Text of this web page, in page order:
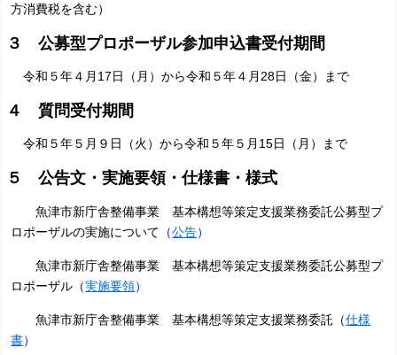
方消費税を含む）
３ 公募型プロポーザル参加申込書受付期間
令和５年４月17日（月）から令和５年４月28日（金）まで
４ 質問受付期間
令和５年５月９日（火）から令和５年５月15日（月）まで
５ 公告文・実施要領・仕様書・様式
魚津市新庁舎整備事業 基本構想等策定支援業務委託公募型プ
ロポーザルの実施について （公告）
魚津市新庁舎整備事業 基本構想等策定支援業務委託公募型プ
ロポーザル（実施要領）
魚津市新庁舎整備事業 基本構想等策定支援業務委託（仕様
書）